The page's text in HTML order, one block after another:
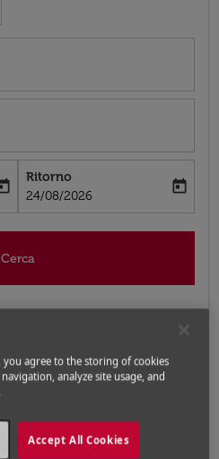
aria-label
Ritorno
fc-booking-return-date-aria-label
24/08/2026
today
Cerca
Stati Uniti
Voli Norfolk -
Norfolk a
tuo percorso (origine e/o
you agree to the storing of cookies
analyze site usage, and
Accept All Cookies